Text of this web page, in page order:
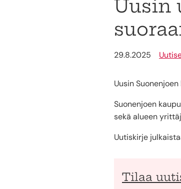
Uusin
29.8.2025
Uusin
Suonenjoen
sekä alueen
Uutiskirje
Tilaa